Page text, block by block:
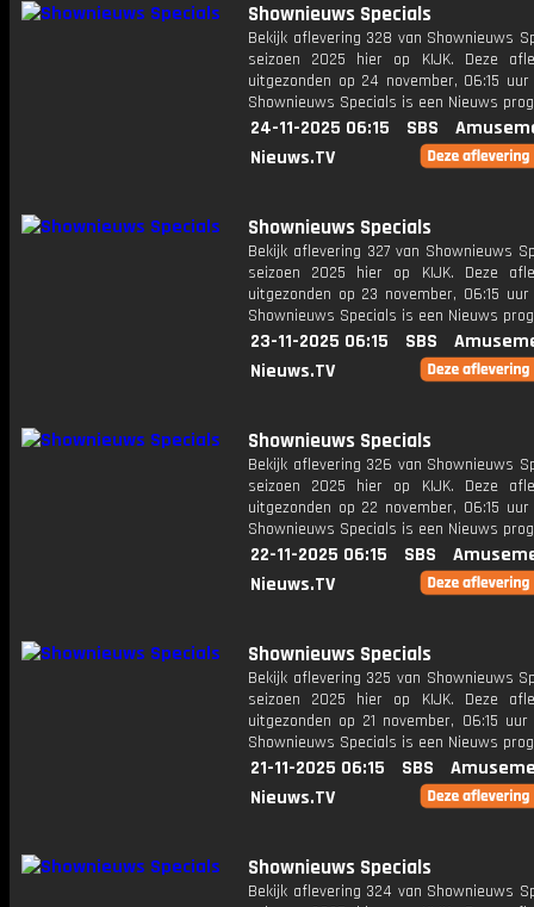
Shownieuws Specials
Bekijk aflevering 328 van Shownieuws
seizoen 2025 hier op KIJK. Deze
uitgezonden op 24 november, 06:15
Shownieuws Specials is een Nieuws
24-11-2025 06:15 SBS
Nieuws.TV
Shownieuws Specials
Bekijk aflevering 327 van Shownieuws
seizoen 2025 hier op KIJK. Deze
uitgezonden op 23 november, 06:15
Shownieuws Specials is een Nieuws
23-11-2025 06:15 SBS
Nieuws.TV
Shownieuws Specials
Bekijk aflevering 326 van Shownieuws
seizoen 2025 hier op KIJK. Deze
uitgezonden op 22 november, 06:15
Shownieuws Specials is een Nieuws
22-11-2025 06:15 SBS
Nieuws.TV
Shownieuws Specials
Bekijk aflevering 325 van Shownieuws
seizoen 2025 hier op KIJK. Deze
uitgezonden op 21 november, 06:15
Shownieuws Specials is een Nieuws
21-11-2025 06:15 SBS
Nieuws.TV
Shownieuws Specials
Bekijk aflevering 324 van Shownieuws